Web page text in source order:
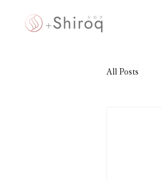
All Posts